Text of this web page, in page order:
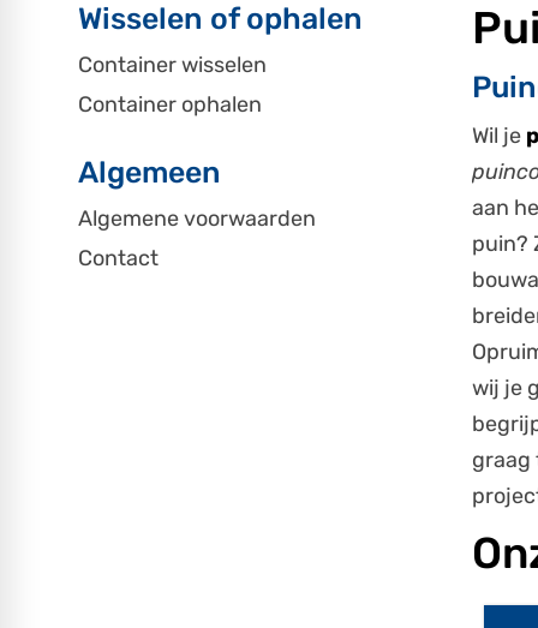
Wisselen of ophalen
Container wisselen
Container ophalen
Algemeen
Algemene voorwaarden
Contact
Wil je
aan
puin?
wij je
graag